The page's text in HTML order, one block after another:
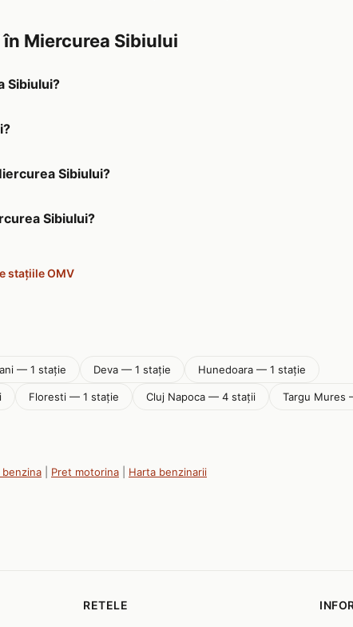
Miercurea Sibiului
Sibiului?
Sibiului?
Sibiului?
stațiile OMV
— 1 stație Deva — 1 stație Hunedoara — 1 stație
Floresti — 1 stație Cluj Napoca — 4 stații Targu Mures
benzina Pret motorina Harta benzinarii
RETELE